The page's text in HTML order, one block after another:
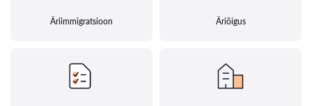
Äriimmigratsioon Äriõigus